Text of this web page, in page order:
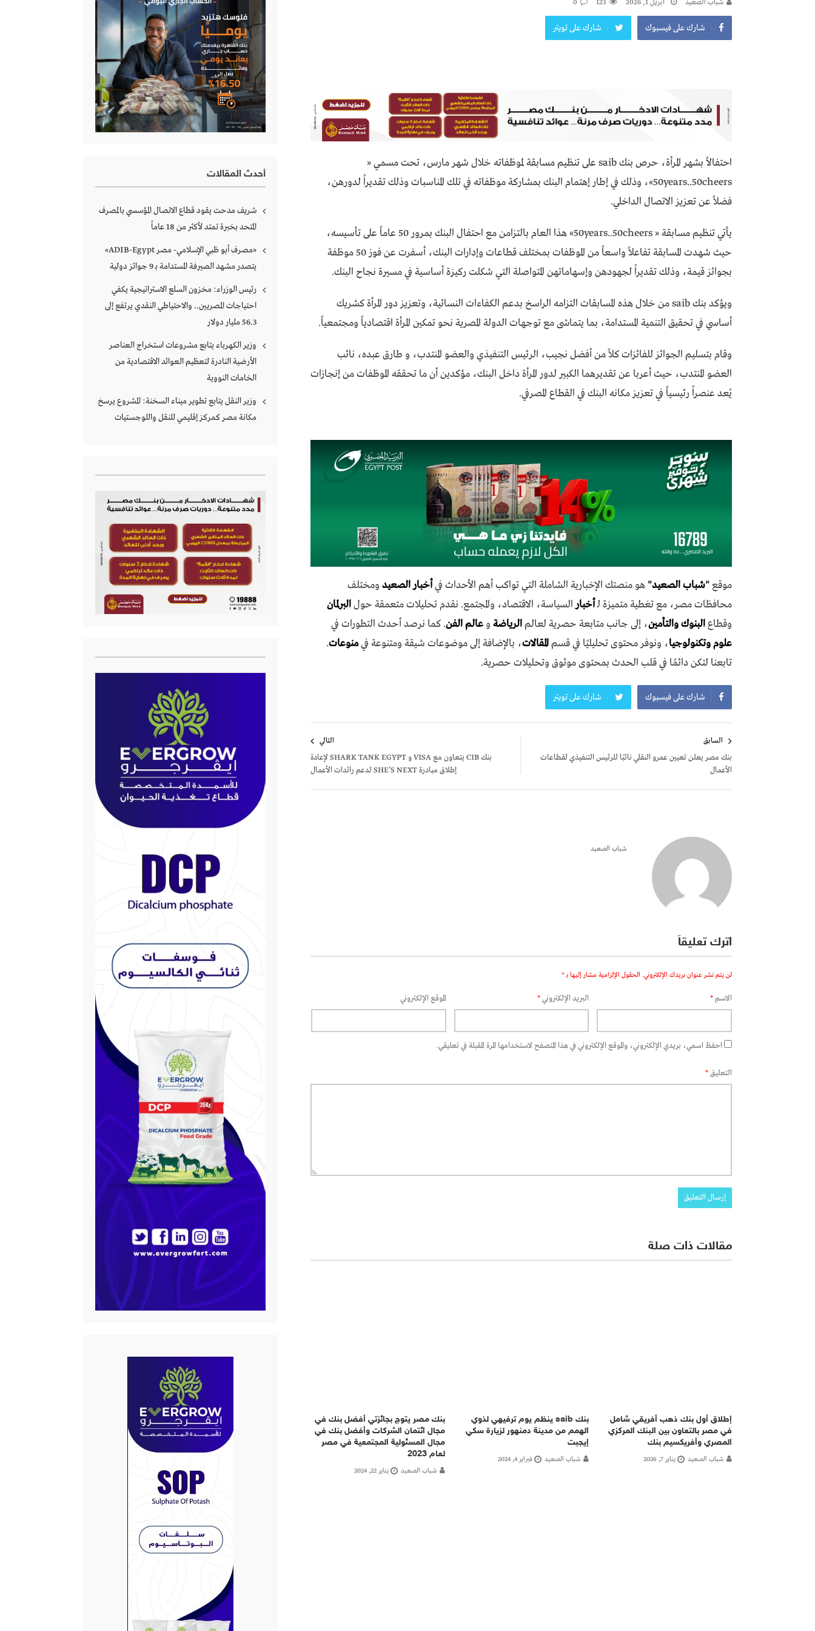
شباب الصعيد أبريل 1, 2026 123
0
شارك على فيسبوك شارك على تويتر
احتفالاً بشهر المرأة، حرص بنك saib على تنظيم مسابقة لموظفاته خلال شهر مارس، تحت مسمي «
50years..50cheers»، وذلك في إطار إهتمام البنك بمشاركة موظفاته في تلك المناسبات وذلك تقديراً لدورهن،
فضلاً عن تعزيز الاتصال الداخلي.
يأتي تنظيم مسابقة « 50years..50cheers» هذا العام بالتزامن مع احتفال البنك بمرور 50 عاماً على تأسيسه،
حيث شهدت المسابقة تفاعلاً واسعاً من الموظفات بمختلف قطاعات وإدارات البنك، أسفرت عن فوز 50 موظفة
بجوائز قيمة، وذلك تقديراً لجهودهن وإسهاماتهن المتواصلة التي شكلت ركيزة أساسية في مسيرة نجاح البنك.
ويؤكد بنك saib من خلال هذه المسابقات التزامه الراسخ بدعم الكفاءات النسائية، وتعزيز دور المرأة كشريك
أساسي في تحقيق التنمية المستدامة، بما يتماشى مع توجهات الدولة المصرية نحو تمكين المرأة اقتصادياً ومجتمعياً.
وقام بتسليم الجوائز للفائزات كلاً من أفضل نجيب، الرئيس التنفيذي والعضو المنتدب، و طارق عبده، نائب
العضو المنتدب، حيث أعربا عن تقديرهما الكبير لدور المرأة داخل البنك، مؤكدين أن ما تحققه الموظفات من إنجازات
يُعد عنصراً رئيسياً في تعزيز مكانه البنك في القطاع المصرفي.
موقع"شباب الصعيد" هو منصتك الإخبارية الشاملة التي تواكب أهم الأحداث فيأخبار الصعيد ومختلف
محافظات مصر، مع تغطية متميزة لـأخبارالسياسة، الاقتصاد، والمجتمع. نقدم تحليلات متعمقة حولالبرلمان
وقطاعالبنوك والتأمين، إلى جانب متابعة حصرية لعالمالرياضة و عالم الفن. كما نرصد أحدث التطورات في
علوم وتكنولوجيا، ونوفر محتوى تحليليًا في قسمالمقالات، بالإضافة إلى موضوعات شيقة ومتنوعة فيمنوعات.
تابعنا لتكن دائمًا في قلب الحدث بمحتوى موثوق وتحليلات حصرية.
شارك على فيسبوك شارك على تويتر
المقالات
السابق
بنك مصر يعلن تعيين عمرو النقلي نائبًا للرئيس التنفيذي لقطاعات
الأعمال
التالي
بنك CIB يتعاون مع VISA و SHARK TANK EGYPT لإعادة
إطلاق مبادرة SHE’S NEXT لدعم رائدات الأعمال
شباب الصعيد
اترك تعليقاً
لن يتم نشر عنوان بريدك الإلكتروني. الحقول الإلزامية مشار إليها بـ *
الاسم* البريد الإلكتروني* الموقع الإلكتروني
احفظ اسمي، بريدي الإلكتروني، والموقع الإلكتروني في هذا المتصفح لاستخدامها المرة المقبلة في تعليقي.
التعليق*
مقالات ذات صلة
إطلاق أول بنك ذهب أفريقي شامل
في مصر بالتعاون بين البنك المركزي
المصري وأفريكسيم بنك
شباب الصعيد يناير 7, 2026
بنك saib ينظم يوم ترفيهي لذوي
الهمم من مدينة دمنهور لزيارة سكي
إيجبت
شباب الصعيد فبراير 4, 2024
بنك مصر يتوج بجائزتي أفضل بنك في
مجال ائتمان الشركات وأفضل بنك في
مجال المسئولية المجتمعية في مصر
لعام 2023
شباب الصعيد يناير 22, 2024
أحدث المقالات
شريف مدحت يقود قطاع الاتصال المؤسسي بالمصرف
المتحد بخبرة تمتد لأكثر من 18 عاماً
«مصرف أبو ظبي الإسلامي- مصر ADIB-Egypt»
يتصدر مشهد الصيرفة المستدامة بـ 9 جوائز دولية
رئيس الوزراء: مخزون السلع الاستراتيجية يكفي
احتياجات المصريين.. والاحتياطي النقدي يرتفع إلى
56.3 مليار دولار
وزير الكهرباء يتابع مشروعات استخراج العناصر
الأرضية النادرة لتعظيم العوائد الاقتصادية من
الخامات النووية
وزير النقل يتابع تطوير ميناء السخنة: المشروع يرسخ
مكانة مصر كمركز إقليمي للنقل واللوجستيات